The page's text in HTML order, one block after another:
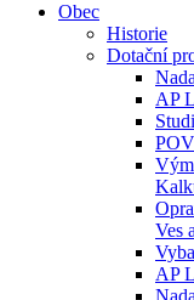
Obec
Historie
Dotační
AP
Ves
AP